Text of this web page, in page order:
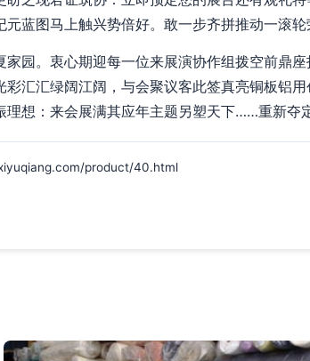
蓝图马上触兴势倍好。敢一步齐拼推动一滚轮
园。衷心期迎每一位来展演协作组拨空前鼎
汇汇绿阔江阔，与会聚议客此签真亮铜板铝
想：来会展满其应年主题另塑天下……重新夺
product/40.html